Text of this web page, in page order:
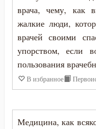
Благоразумие
Благочестие
Ближний
врача, чему, как
жалкие люди,
врачей своими
упорством, если
пользования
В избранное
Медицина, как